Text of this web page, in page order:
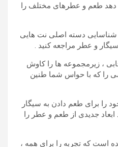
دهد طعم و عطرهای مختلف را
شناسایی دسته اصلی نت هایی
و عطر مراجعه کنید .
، زیرمجموعه ها را کاوش
را که با حواس شما طنین
را برای طعم دادن به سیگار
ابعاد جدیدی از طعم و عطر را
است که تجربه را برای همه ،